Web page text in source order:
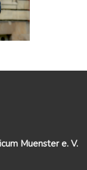
Muenster e. V.